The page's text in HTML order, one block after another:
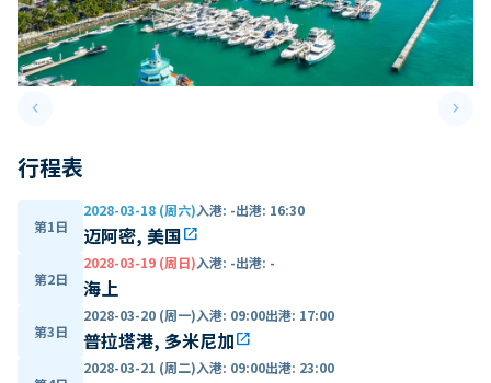
keyboard_arrow_leftPrevious slide keyboard_arrow_right
行程表
第1日
2028-03-18 (周六)入港: -出港: 16:30
迈阿密, 美国open_in_new
第2日
2028-03-19 (周日)入港: -出港: -
海上
第3日
2028-03-20 (周一)入港: 09:00出港: 17:00
普拉塔港, 多米尼加open_in_new
2028-03-21 (周二)入港: 09:00出港: 23:00